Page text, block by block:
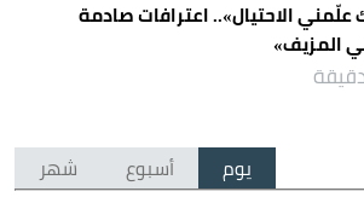
علّمني الاحتيال».. اعترافات صادمة
المزيف»
يوم أسبوع شهر